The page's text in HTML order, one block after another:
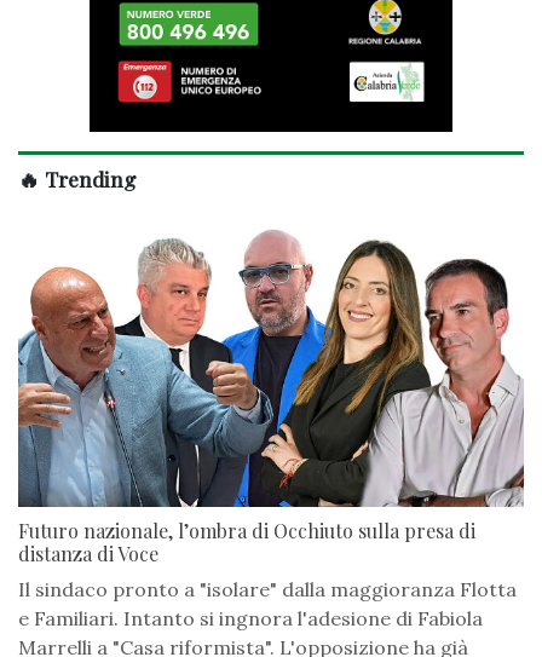
🔥 Trending
Futuro nazionale, l’ombra di Occhiuto sulla presa di
distanza di Voce
Il sindaco pronto a "isolare" dalla maggioranza Flotta
e Familiari. Intanto si ingnora l'adesione di Fabiola
Marrelli a "Casa riformista". L'opposizione ha già